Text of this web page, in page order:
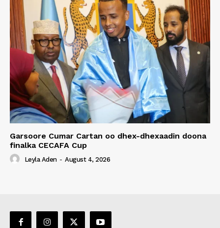
Garsoore Cumar Cartan oo dhex-dhexaadin doona
finalka CECAFA Cup
Leyla Aden - August 4, 2026